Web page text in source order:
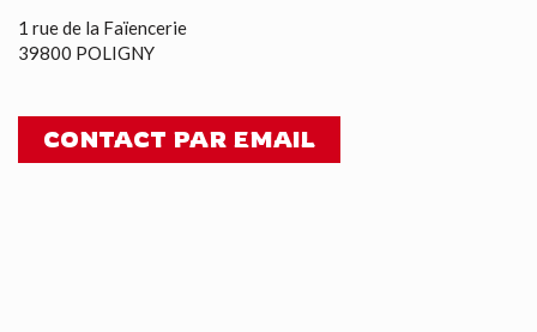
1 rue de la Faïencerie
39800 POLIGNY
CONTACT PAR EMAIL